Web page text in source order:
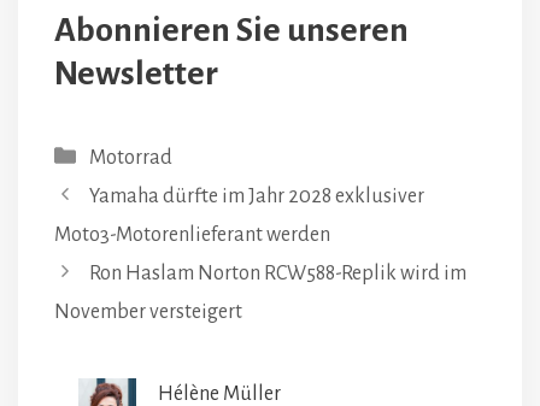
Abonnieren Sie unseren
Newsletter
Kategorien
Motorrad
Yamaha dürfte im Jahr 2028 exklusiver
Moto3-Motorenlieferant werden
Ron Haslam Norton RCW588-Replik wird im
November versteigert
Hélène Müller